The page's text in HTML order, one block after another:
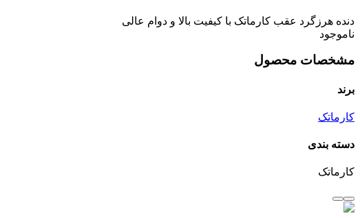
دنده هرزگرد عقب کارماتک با کیفیت بالا و دوام عالی
ناموجود
مشخصات محصول
برند
کارماتک
دسته بندی
کارماتک